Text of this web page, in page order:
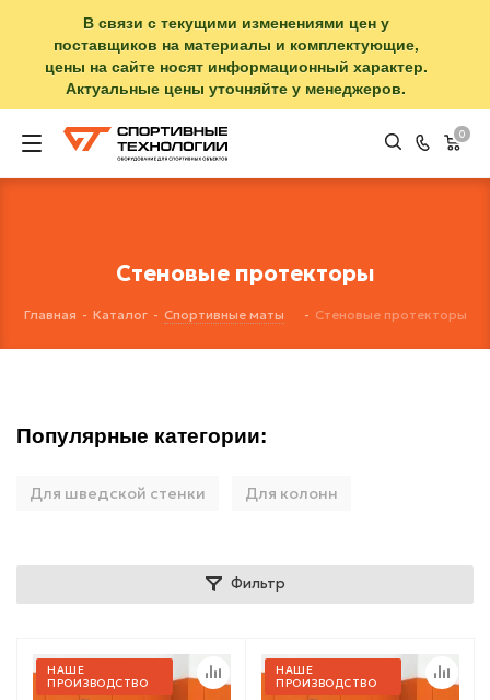
В связи с текущими изменениями цен у
поставщиков на материалы и комплектующие,
цены на сайте носят информационный характер.
Актуальные цены уточняйте у менеджеров.
0
Стеновые протекторы
Главная - Каталог - Спортивные маты - Стеновые протекторы
Популярные категории:
Для шведской стенки Для колонн
Фильтр
НАШЕ
ПРОИЗВОДСТВО
НАШЕ
ПРОИЗВОДСТВО